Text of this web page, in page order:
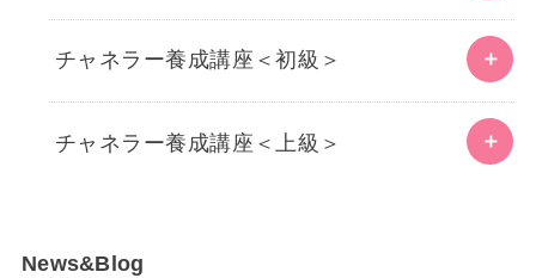
チャネラー養成講座＜初級＞
チャネラー養成講座＜上級＞
News&Blog